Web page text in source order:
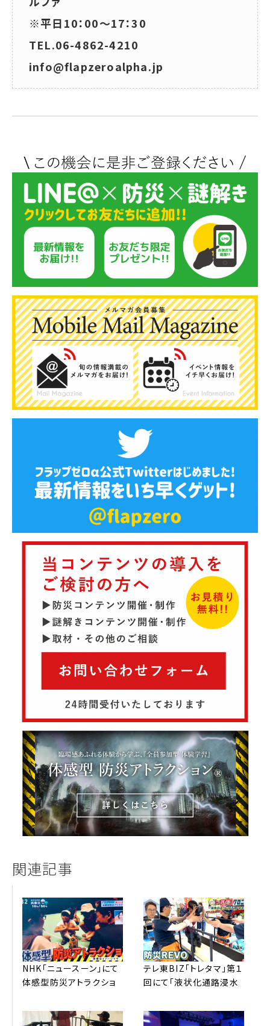
※平日10：00～17：30
TEL.06-4862-4210
info@flapzeroalpha.jp
関連記事
NHK「ニュースーン」にて
体感型防災アトラクショ
テレ東BIZ「トレタマ」第１
回にて「液状化通路浸⽔
た。